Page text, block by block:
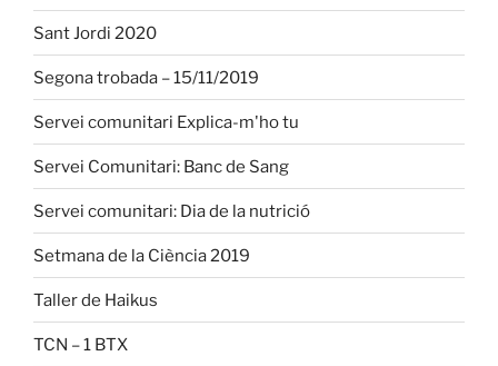
Sant Jordi 2020
Segona trobada – 15/11/2019
Servei comunitari Explica-m'ho tu
Servei Comunitari: Banc de Sang
Servei comunitari: Dia de la nutrició
Setmana de la Ciència 2019
Taller de Haikus
TCN – 1 BTX